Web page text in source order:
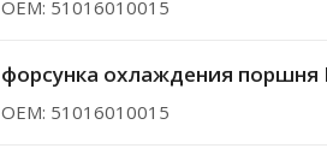
ОЕМ: 51016010015
форсунка охлаждения поршня
ОЕМ: 51016010015